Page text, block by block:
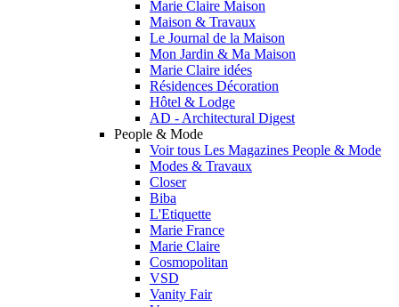
Marie Claire Maison
Maison & Travaux
Le Journal de la Maison
Mon Jardin & Ma Maison
Marie Claire idées
Résidences Décoration
Hôtel & Lodge
AD - Architectural Digest
People & Mode
Voir tous Les Magazines People & Mode
Modes & Travaux
Closer
Biba
L'Etiquette
Marie France
Marie Claire
Cosmopolitan
VSD
Vanity Fair